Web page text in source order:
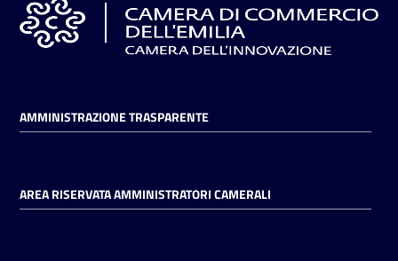
l'Impresa
e
digitale
AMMINISTRAZIONE TRASPARENTE
AREA RISERVATA AMMINISTRATORI CAMERALI